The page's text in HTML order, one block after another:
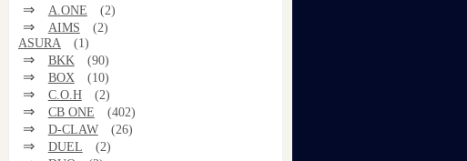
⇒ A.ONE (2)
⇒ AIMS
(2)
ASURA
(1)
⇒ BKK (90)
⇒ BOX (10)
⇒ C.O.H (2)
⇒ CB ONE (402)
⇒ D-CLAW (26)
⇒ DUEL (2)